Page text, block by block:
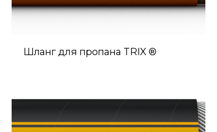
Шланг для пропана TRIX ®